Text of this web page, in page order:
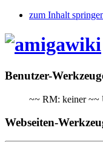
zum Inhalt
Benutzer-
~~ RM: keiner ~~
Webseiten-